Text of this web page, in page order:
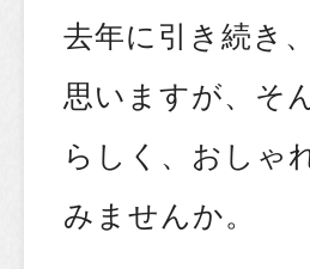
去年に引き続き
思いますが、そ
らしく、おしゃ
みませんか。